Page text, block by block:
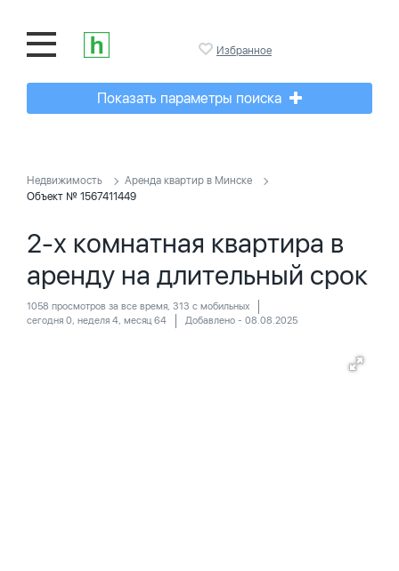
Избранное
Показать параметры поиска
Недвижимость
Аренда квартир в Минске
Объект № 1567411449
2-х комнатная квартира в
аренду на длительный срок
1058 просмотров за все время, 313 с мобильных
сегодня 0, неделя 4, месяц 64
Добавлено - 08.08.2025